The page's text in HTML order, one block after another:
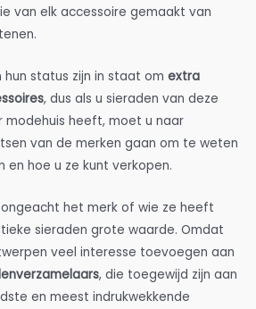
van elk accessoire gemaakt van
hun status zijn in staat om extra
, dus als u sieraden van deze
modehuis heeft, moet u naar
van de merken gaan om te weten
en hoe u ze kunt verkopen.
het merk of wie ze heeft
sieraden grote waarde. Omdat
veel interesse toevoegen aan
, die toegewijd zijn aan
en meest indrukwekkende